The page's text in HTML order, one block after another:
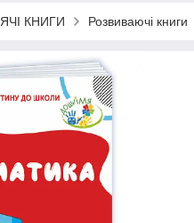
КНИГИ Розвиваючі книги